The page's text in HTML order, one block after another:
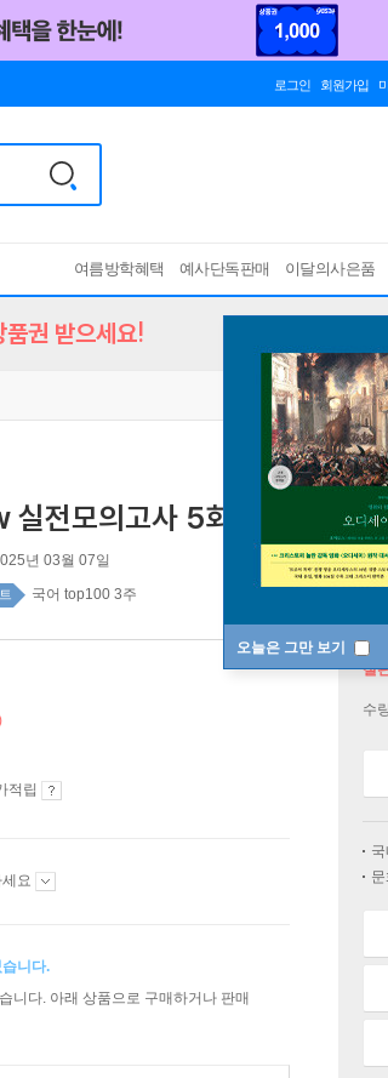
로그인 회원가입
여름방학혜택 예사단독판매 이달의사은품
오늘은 그만 보기
권 받으세요!
전모의고사 5회 한국어능력시험
년 03월 07일
국어 top100 3주
적립
요
니다.
니다. 아래 상품으로 구매하거나 판매
절
수